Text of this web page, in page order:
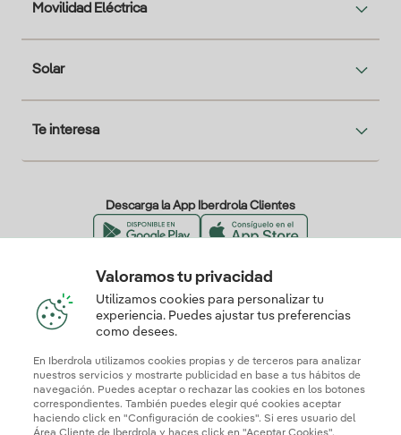
Movilidad Eléctrica
Solar
Te interesa
Descarga la App Iberdrola Clientes
Nuestros certificados de confianza
Valoramos tu privacidad
Utilizamos cookies para personalizar tu
experiencia. Puedes ajustar tus preferencias
como desees.
En Iberdrola utilizamos cookies propias y de terceros para analizar
nuestros servicios y mostrarte publicidad en base a tus hábitos de
navegación. Puedes aceptar o rechazar las cookies en los botones
correspondientes. También puedes elegir qué cookies aceptar
haciendo click en "Configuración de cookies". Si eres usuario del